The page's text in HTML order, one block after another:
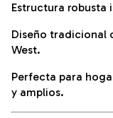
Estructura robusta
Diseño tradicional
West.
Perfecta para
y amplios.